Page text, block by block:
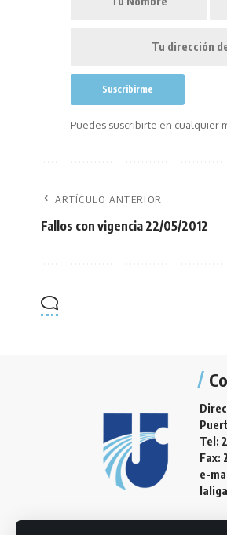
Puedes suscribirte en cualquier
ARTÍCULO ANTERIOR
Fallos con vigencia 22/05/2012
Tel:
Fax:
e-